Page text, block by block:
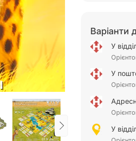
Варіанти
У
У
У